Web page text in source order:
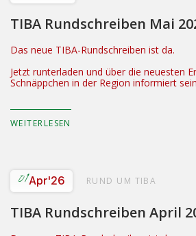
TIBA Rundschreiben Mai
Das neue TIBA-Rundschreiben ist da.
Jetzt runterladen und über die neuesten
Schnäppchen in der Region informiert
WEITERLESEN
01Apr'26 RUND UM TIBA
TIBA Rundschreiben April